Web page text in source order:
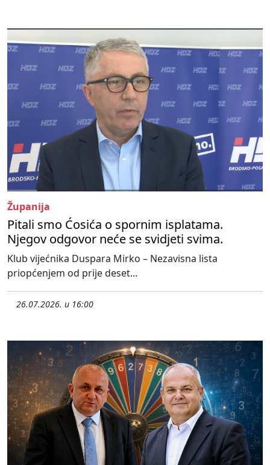
Županija
Pitali smo Ćosića o spornim isplatama.
Njegov odgovor neće se svidjeti svima.
Klub vijećnika Duspara Mirko – Nezavisna lista
priopćenjem od prije deset...
26.07.2026. u 16:00